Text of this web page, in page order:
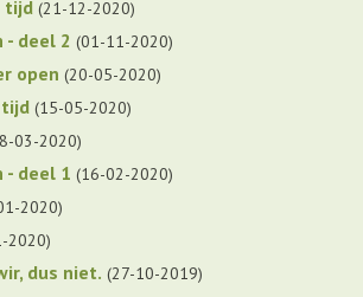
tijd 21-12-2020
- deel 2 01-11-2020
open 20-05-2020
tijd 15-05-2020
03-2020
- deel 1 16-02-2020
2020
2020
dus niet. 27-10-2019